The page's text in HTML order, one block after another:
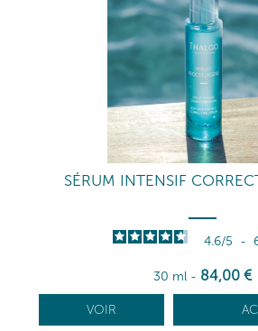
SÉRUM INTENSIF
4.6/5 -
30 ml - 84,00 €
VOIR